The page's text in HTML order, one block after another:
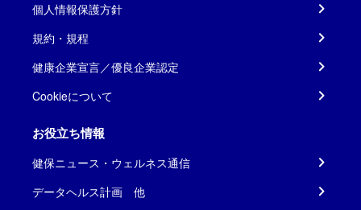
個人情報保護方針
規約・規程
健康企業宣言／優良企業認定
Cookieについて
お役立ち情報
健保ニュース・ウェルネス通信
データヘルス計画 他